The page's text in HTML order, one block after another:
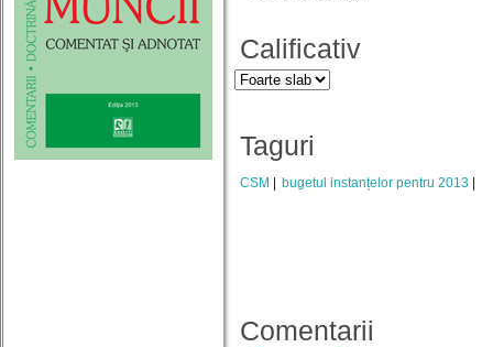
Calificativ
Taguri
CSM bugetul instanțelor pentru 2013
Comentarii